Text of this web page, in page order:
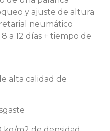
y ajuste de altura
neumático
a 12 días + tiempo de
alta calidad de